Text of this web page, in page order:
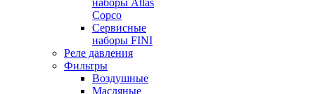
наборы Atlas
Copco
Сервисные
наборы FINI
Реле давления
Фильтры
Воздушные
Масляные